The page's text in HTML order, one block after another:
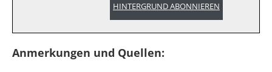
HINTERGRUND ABONNIEREN
Anmerkungen und Quellen: